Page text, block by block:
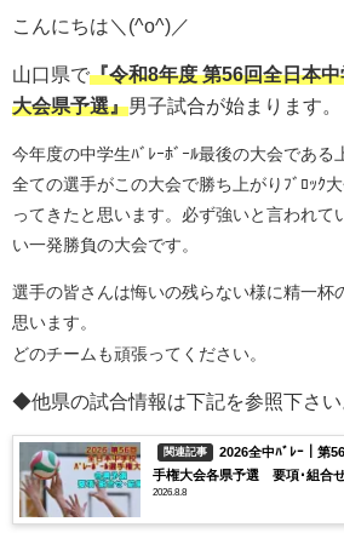
こんにちは＼(^o^)／
山口県で『令和8年度 第56回全日本中
大会県予選』男子試合が始まります。
今年度の中学生ﾊﾞﾚｰﾎﾞｰﾙ最後の大会である
全ての選手がこの大会で勝ち上がりﾌﾞﾛｯｸ
ってきたと思います。必ず強いと言われて
い一発勝負の大会です。
選手の皆さんは悔いの残らない様に精一杯
思います。
どのチームも頑張ってください。
◆他県の試合情報は下記を参照下さい
関連記事
2026全中ﾊﾞﾚｰ｜第
手権大会各県予選 要項･組合
2026.8.8